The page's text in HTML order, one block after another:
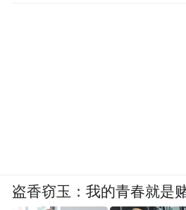
盗香窃玉：我的青春就是